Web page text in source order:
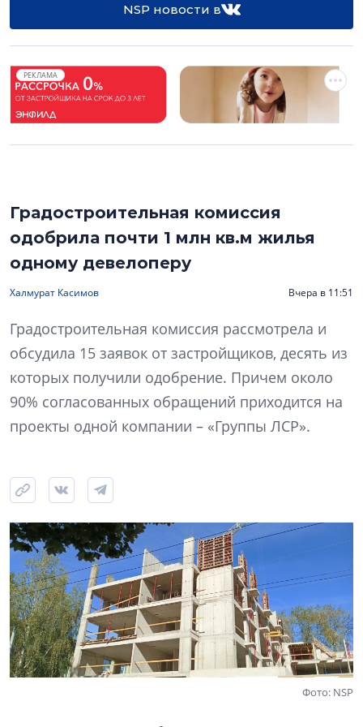
NSP новости в
РЕКЛАМА
Градостроительная комиссия
одобрила почти 1 млн кв.м жилья
одному девелоперу
Халмурат Касимов Вчера в 11:51
Градостроительная комиссия рассмотрела и
обсудила 15 заявок от застройщиков, десять из
которых получили одобрение. Причем около
90% согласованных обращений приходится на
проекты одной компании – «Группы ЛСР».
Фото: NSP